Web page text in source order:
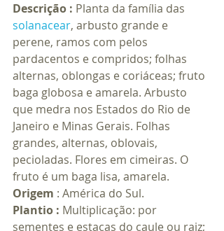
Descrição : Planta da família das
solanacear, arbusto grande e
perene, ramos com pelos
pardacentos e compridos; folhas
alternas, oblongas e coriáceas; fruto
baga globosa e amarela. Arbusto
que medra nos Estados do Rio de
Janeiro e Minas Gerais. Folhas
grandes, alternas, oblovais,
pecioladas. Flores em cimeiras. O
fruto é um baga lisa, amarela.
Origem : América do Sul.
Plantio : Multiplicação: por
sementes e estacas do caule ou raiz;